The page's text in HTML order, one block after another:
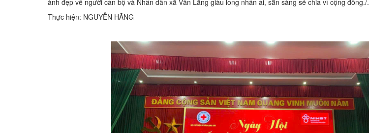
Thực hiện: NGUYỄN HẰNG